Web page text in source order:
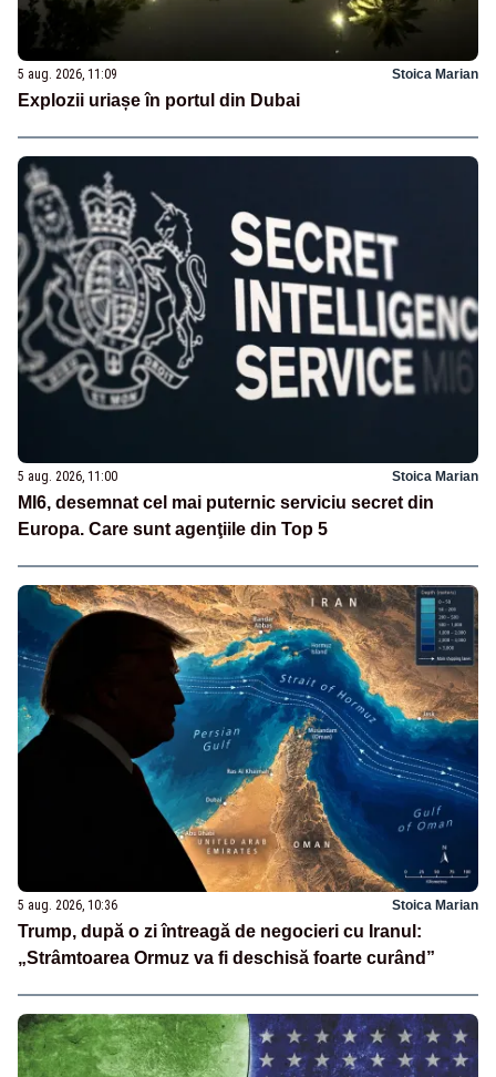
5 aug. 2026, 11:09 Stoica Marian
Explozii uriașe în portul din Dubai
5 aug. 2026, 11:00 Stoica Marian
MI6, desemnat cel mai puternic serviciu secret din
Europa. Care sunt agenţiile din Top 5
5 aug. 2026, 10:36 Stoica Marian
Trump, după o zi întreagă de negocieri cu Iranul:
„Strâmtoarea Ormuz va fi deschisă foarte curând”